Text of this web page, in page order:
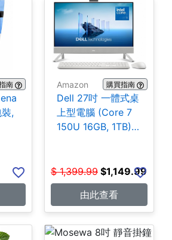
南
,
Amazon 購買指南
Dell 27吋 一體式桌
上型電腦 (Core 7
150U 16GB, 1TB)
$ 1,399.99 $1,149.99
由此查看